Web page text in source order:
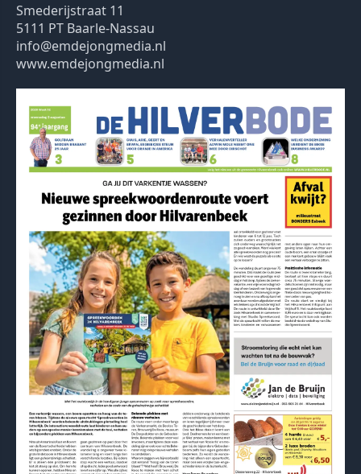
Smederijstraat 11
5111 PT Baarle-Nassau
info@emdejongmedia.nl
www.emdejongmedia.nl